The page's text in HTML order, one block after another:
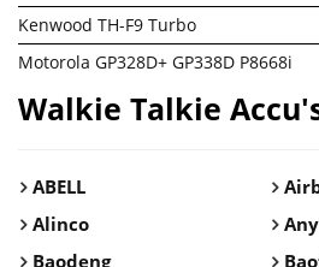
Kenwood TH-F9 Turbo
Motorola GP328D+ GP338D P8668i
Walkie Talkie
ABELL
Alinco
Baodeng